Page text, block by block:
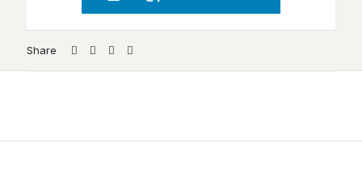
Share